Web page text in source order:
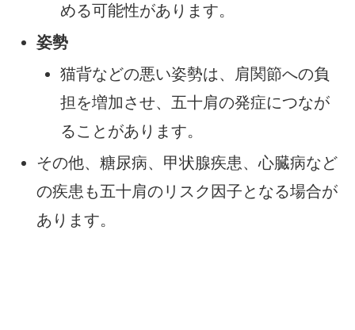
める可能性があります。
姿勢
猫背などの悪い姿勢は、肩関節への負
担を増加させ、五十肩の発症につなが
ることがあります。
その他、糖尿病、甲状腺疾患、心臓病など
の疾患も五十肩のリスク因子となる場合が
あります。